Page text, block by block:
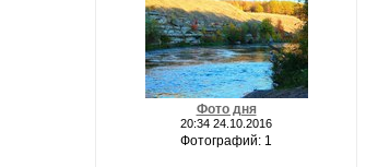
Фото дня
20:34 24.10.2016
Фотографий: 1